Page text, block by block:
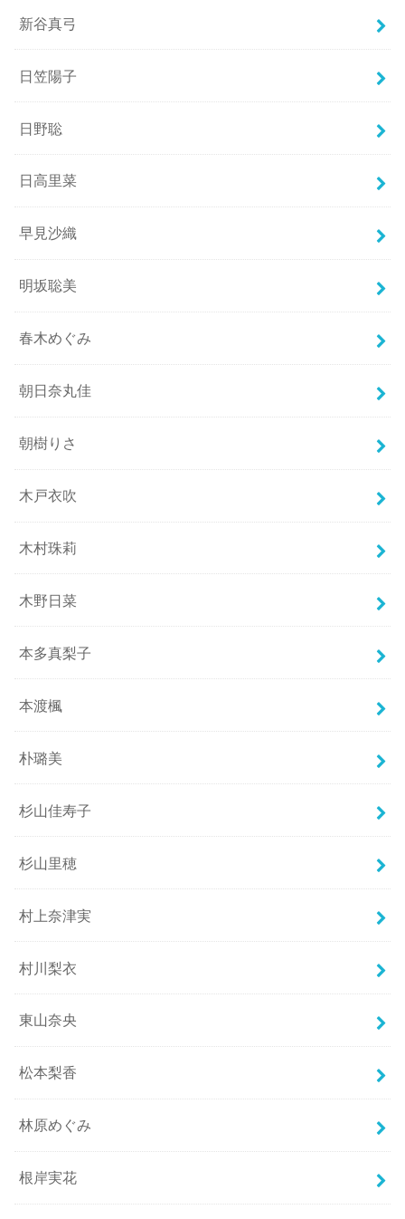
新谷真弓
日笠陽子
日野聡
日高里菜
早見沙織
明坂聡美
春木めぐみ
朝日奈丸佳
朝樹りさ
木戸衣吹
木村珠莉
木野日菜
本多真梨子
本渡楓
朴璐美
杉山佳寿子
杉山里穂
村上奈津実
村川梨衣
東山奈央
松本梨香
林原めぐみ
根岸実花